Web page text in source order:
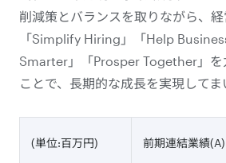
削減策とバランスを取りながら、
「Simplify Hiring」「Help
Smarter」「Prosper Together」を
ことで、長期的な成長を実現してま
(単位:百万円) 前期連結業績(A)